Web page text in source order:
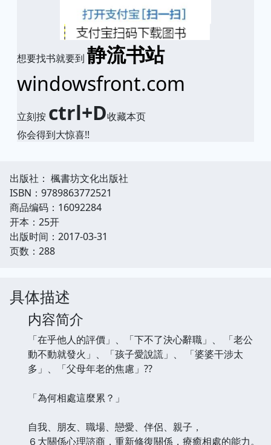
想要找书就要到 静流书站
windowsfront.com
立刻按 ctrl+D收藏本页
你会得到大惊喜!!
出版社： 楓書坊文化出版社
ISBN：9789863772521
商品编码：16092284
开本：25开
出版时间：2017-03-31
页数：288
具体描述
内容简介
「在乎他人的評價」、「下不了決心辭職」、 「老公
動不動就發火」、「孩子愛說謊」、 「婆婆干涉太
多」、「父母年老的焦慮」??
「為何相處這麼累？」
自我、朋友、職場、戀愛、伴侶、親子，
６大關係心理諮商，重新修復關係，療癒相處的能力。